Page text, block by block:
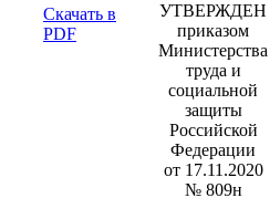
Скачать в
PDF
УТВЕРЖДЕН
приказом
Министерства
труда и
социальной
защиты
Российской
Федерации
от 17.11.2020
№ 809н